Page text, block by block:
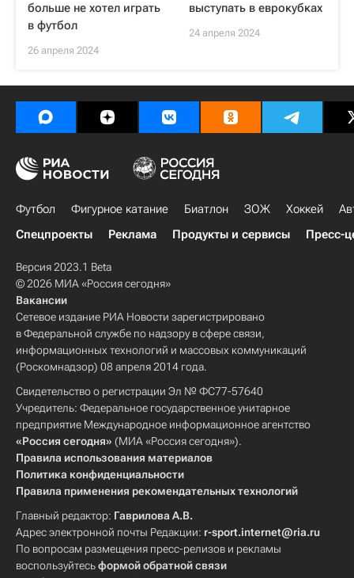
больше не хотел играть
в футбол
26 апреля 2024
выступать в еврокубках
24 апреля 2024
Футбол Фигурное катание Биатлон ЗОЖ Хоккей
Спецпроекты
Реклама Продукты и сервисы Пресс-
Версия 2023.1 Beta
© 2026 МИА «Россия сегодня»
Вакансии
Сетевое издание РИА Новости зарегистрировано
в Федеральной службе по надзору в сфере связи,
информационных технологий и массовых коммуникаций
(Роскомнадзор) 08 апреля 2014 года.
Свидетельство о регистрации Эл № ФС77-57640
Учредитель: Федеральное государственное унитарное
предприятие Международное информационное агентство
«Россия сегодня» (МИА «Россия сегодня»).
Правила использования материалов
Политика конфиденциальности
Правила применения рекомендательных технологий
Главный редактор: Гаврилова А.В.
Адрес электронной почты Редакции: r-sport.internet@ria.ru
По вопросам размещения пресс-релизов и рекламы
воспользуйтесьформой обратной связи